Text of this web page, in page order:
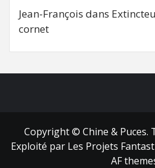
Jean-François dans
cornet
Copyright © Chine & Puces.
Exploité par Les Projets
AF